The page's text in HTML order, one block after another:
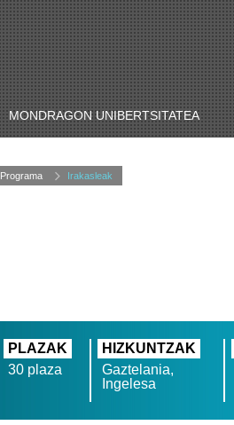
MONDRAGON UNIBERTSITATEA
Programa Irakasleak
PLAZAK
30 plaza
HIZKUNTZAK
Gaztelania,
Ingelesa